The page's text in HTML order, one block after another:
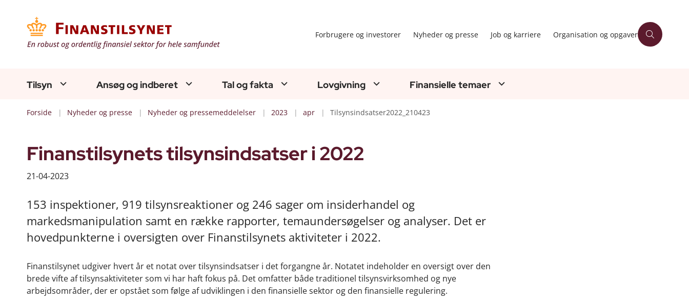
Forbrugere og investorer Nyheder og presse Job og karriere Organisation og opgaver
Tilsyn Ansøg og indberet Tal og fakta Lovgivning Finansielle temaer
Forside Nyheder og presse Nyheder og pressemeddelelser 2023 apr Tilsynsindsatser2022_210423
Finanstilsynets tilsynsindsatser i 2022
21-04-2023
153 inspektioner, 919 tilsynsreaktioner og 246 sager om insiderhandel og
markedsmanipulation samt en række rapporter, temaundersøgelser og analyser. Det er
hovedpunkterne i oversigten over Finanstilsynets aktiviteter i 2022.
Finanstilsynet udgiver hvert år et notat over tilsynsindsatser i det forgangne år. Notatet indeholder en oversigt over den
brede vifte af tilsynsaktiviteter som vi har haft fokus på. Det omfatter både traditionel tilsynsvirksomhed og nye
arbejdsområder, der er opstået som følge af udviklingen i den finansielle sektor og den finansielle regulering.